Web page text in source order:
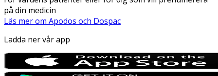
på din medicin
Läs mer om Apodos och Dospac
Ladda ner vår app